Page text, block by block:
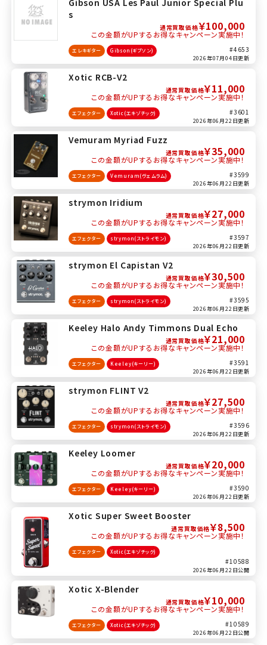
s
#4653
通常買取価格￥100,000
この金額がUPするお得なキャンペーン実施中！
エレキギター Gibson(ギブソン)
2026年07月04日更新
Xotic RCB-V2
#3601
通常買取価格￥11,000
この金額がUPするお得なキャンペーン実施中！
エフェクター Xotic(エキゾチック)
2026年06月22日更新
Vemuram Myriad Fuzz
#3599
通常買取価格￥35,000
この金額がUPするお得なキャンペーン実施中！
エフェクター Vemuram(ヴェムラム)
2026年06月22日更新
strymon Iridium
#3597
通常買取価格￥27,000
この金額がUPするお得なキャンペーン実施中！
エフェクター strymon(ストライモン)
2026年06月22日更新
strymon El Capistan V2
#3595
通常買取価格￥30,500
この金額がUPするお得なキャンペーン実施中！
エフェクター strymon(ストライモン)
2026年06月22日更新
Keeley Halo Andy Timmons Dual Echo
#3591
通常買取価格￥21,000
この金額がUPするお得なキャンペーン実施中！
エフェクター Keeley(キーリー)
2026年06月22日更新
strymon FLINT V2
#3596
通常買取価格￥27,500
この金額がUPするお得なキャンペーン実施中！
エフェクター strymon(ストライモン)
2026年06月22日更新
Keeley Loomer
#3590
通常買取価格￥20,000
この金額がUPするお得なキャンペーン実施中！
エフェクター Keeley(キーリー)
2026年06月22日更新
Xotic Super Sweet Booster
#10588
通常買取価格￥8,500
この金額がUPするお得なキャンペーン実施中！
エフェクター Xotic(エキゾチック)
2026年06月22日公開
Xotic X-Blender
#10589
通常買取価格￥10,000
この金額がUPするお得なキャンペーン実施中！
エフェクター Xotic(エキゾチック)
2026年06月22日公開